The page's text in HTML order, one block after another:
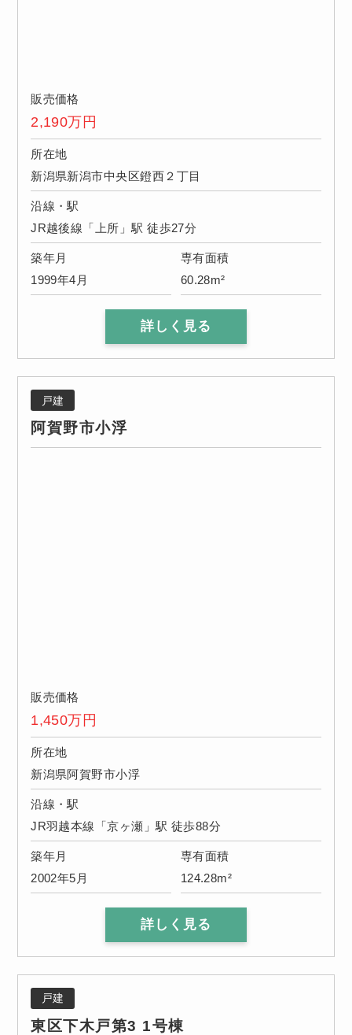
販売価格
2,190万円
所在地
新潟県新潟市中央区鐙西２丁目
沿線・駅
JR越後線「上所」駅 徒歩27分
築年月
1999年4月
専有面積
60.28m²
詳しく見る
戸建
阿賀野市小浮
販売価格
1,450万円
所在地
新潟県阿賀野市小浮
沿線・駅
JR羽越本線「京ヶ瀬」駅 徒歩88分
築年月
2002年5月
専有面積
124.28m²
詳しく見る
戸建
東区下木戸第3 1号棟